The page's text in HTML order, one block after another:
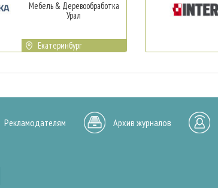
Мебель & Деревообработка
Урал
Екатеринбург
Рекламодателям Архив журналов